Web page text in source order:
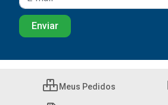
Meus Pedidos